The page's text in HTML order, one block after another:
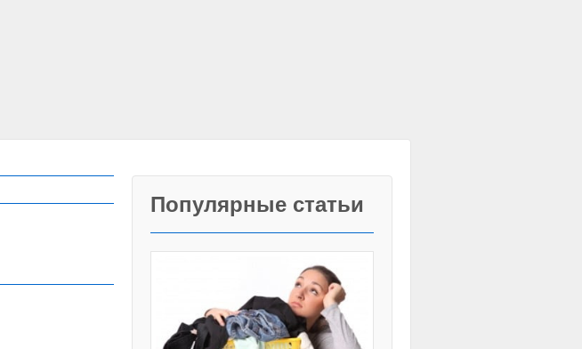
Популярные статьи